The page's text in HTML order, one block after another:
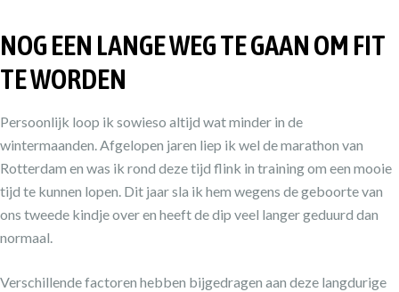
NOG EEN LANGE WEG TE GAAN OM FIT
TE WORDEN
Persoonlijk loop ik sowieso altijd wat minder in de
wintermaanden. Afgelopen jaren liep ik wel de marathon van
Rotterdam en was ik rond deze tijd flink in training om een mooie
tijd te kunnen lopen. Dit jaar sla ik hem wegens de geboorte van
ons tweede kindje over en heeft de dip veel langer geduurd dan
normaal.
Verschillende factoren hebben bijgedragen aan deze langdurige